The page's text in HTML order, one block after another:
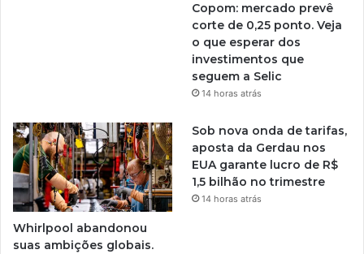
Copom: mercado prevê
corte de 0,25 ponto. Veja
o que esperar dos
investimentos que
seguem a Selic
14 horas atrás
Whirlpool abandonou
suas ambições globais.
Sob nova onda de tarifas,
aposta da Gerdau nos
EUA garante lucro de R$
1,5 bilhão no trimestre
14 horas atrás